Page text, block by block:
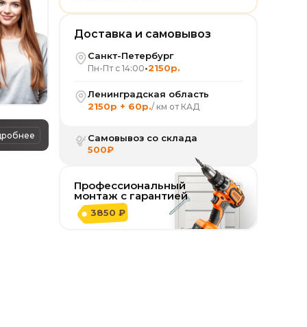
Доставка и самовывоз
Санкт-Петербург
Пн-Пт с 14:00•2150р.
Ленинградская область
2150р + 60р./ км от КАД
Самовывоз со склада
500₽
Профессиональный
монтаж с гарантией
3850 ₽